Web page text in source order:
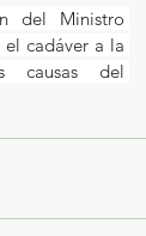
cadáver a la
causas del